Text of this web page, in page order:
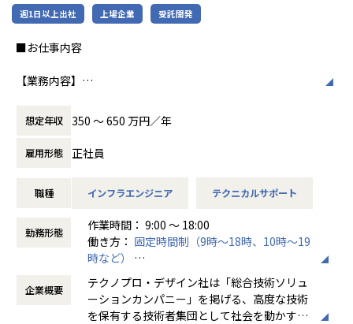
・Mさん（20代後半）
ウドサーバ運用、オンプレサーバ運用・更改、ジョブネット
DB呼び出し、データバックアップ、インシデント対応など
実務を通してAWSの設計・構築スキルを高めるため、ホープ
スへご入社。
・Iさん（40代前半）
用・EOL対応に携わり、TerraformやAnsibleを用いた自動
AWS環境の保守・改善を中心に、ユーザー調整・スケジュー
ル管理も担当し、技術とマネジメントの両面からプロジェク
上流工程からシステム全体を俯瞰して関わった経験を活か
し、運用・保守だけでなく設計・構築に継続的に関われる環
境を求め、ホープスへご入社。
特徴です。多様性を重視し、様々な国籍や背
ホープスでは、リモートワーク活用があり平
く、プロジェクトに応じて柔軟な働き方がで
ています。
週1日以上出社 上場企業 受託開発
■お仕事内容
【業務内容】
整備
・設備の故障対応・トラブルシューティング・修理
・消耗部品の交換・在庫管理
・設備改善・稼働率向上に向けた改善提案
生産ライン設備の保全対応（大手自動車部品メーカー ）
搬送設備の故障対応・定期整備（大手電機メーカー系）
産業ロボット保全・稼働率改善支援（工作機械メーカー）
工作機械の点検・修理対応（化学系製造メーカー）
※案件は随時変動します。ご希望の業種・テーマをお聞きし
た上でマッチングいたします。
想定年収 350 〜 650 万円／年
雇用形態 正社員
職種 インフラエンジニア テクニカルサポート
勤務形態
作業時間： 9:00 ～ 18:00
働き方： 固定時間制（9時～18時、10時～19
時など）
時間外労働の有無： 有（月平均20時間）
休憩時間： 60分
企業概要
テクノプロ・デザイン社は「総合技術ソリュ
ーションカンパニー」を掲げる、高度な技術
を保有する技術者集団として社会を動かすこ